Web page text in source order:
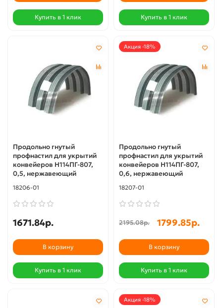
Купить в 1 клик Купить в 1 клик
Продольно гнутый
профнастил для укрытий
конвейеров Н114ПГ-807,
0,5, нержавеющий
18206-01
1671.84р.
В корзину
Купить в 1 клик
Акция -18%
Продольно гнутый
профнастил для укрытий
конвейеров Н114ПГ-807,
0,6, нержавеющий
18207-01
2195.08р. 1799.85р.
В корзину
Купить в 1 клик
Акция -18%